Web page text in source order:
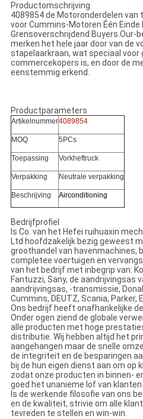
Productomschrijving
4089854 de Motoronderdelen
voor Cummins-Motoren Één
Grensoverschrijdend Buyers.Our-
merken het hele jaar door van de
stapelaarkraan, wat speciaal voor
commercekopers is, en door de
eenstemmig erkend.
Productparameters
Artikelnummer4089854
MOQ 5 PCs
Toepassing Vorkheftruck
Verpakking Neutrale verpakking
Beschrijving Airconditioning
Bedrijfprofiel
Is Co. van het Hefei ruihuaxin
Ltd hoofdzakelijk bezig geweest
groothandel van havenmachines,
completee voertuigen en
van het bedrijf met inbegrip van:
Fantuzzi, Sany, de aandrijvingsas
aandrijvingsas, -transmissie,
Cummins, DEUTZ, Scania, Parker,
Ons bedrijf heeft onafhankelijke
Onder ogen ziend de globale
alle producten met hoge
distributie. Wij hebben altijd het
aangehangen maar de snelle
de integriteit en de besparingen
bij de hun eigen dienst aan om op
zodat onze producten in binnen-
goed het unanieme lof van klanten
Is de werkende filosofie van ons
en de kwaliteit, strivie om alle
tevreden te stellen en win-win.